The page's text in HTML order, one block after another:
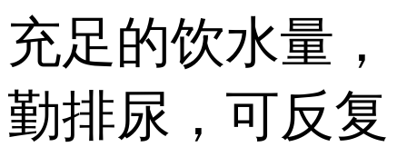
充足的饮水量，
勤排尿，可反复